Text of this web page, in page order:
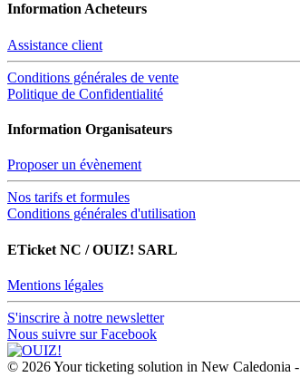
Information Acheteurs
Assistance client
Conditions générales de vente
Politique de Confidentialité
Information Organisateurs
Proposer un évènement
Nos tarifs et formules
Conditions générales d'utilisation
ETicket NC / OUIZ! SARL
Mentions légales
S'inscrire à notre newsletter
Nous suivre sur Facebook
© 2026 Your ticketing solution in New Caledonia -